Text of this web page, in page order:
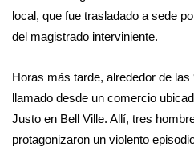
local, que fue trasladado a sede
del magistrado interviniente.
Horas más tarde, alrededor de
llamado desde un comercio
Justo en Bell Ville. Allí, tres
protagonizaron un violento